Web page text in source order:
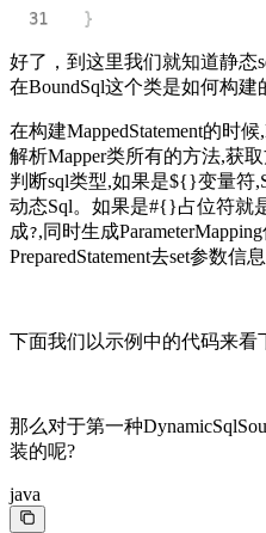
31
}
好了，到这里我们就知道静态
在BoundSql这个类是如何构建
在构建MappedStatement的时候
解析Mapper类所有的方法,获
判断sql类型,如果是${}变量符
动态Sql。如果是#{}占位符就
成?,同时生成
PreparedStatement去set参数信息
下面我们以示例中的代码来看
那么对于第一种
装的呢?
java